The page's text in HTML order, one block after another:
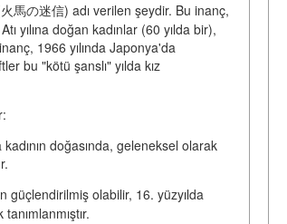
馬の迷信) adı verilen şeydir. Bu inanç,
yılına doğan kadınlar (60 yılda bir),
1966 yılında Japonya'da
bu "kötü şanslı" yılda kız
doğasında, geleneksel olarak
güçlendirilmiş olabilir, 16. yüzyılda